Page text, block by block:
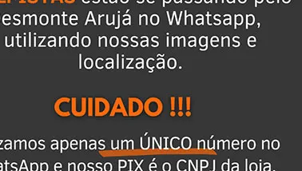
disso, entramos em contato
do produto!
descrito no anúncio servirá
No entanto, estão em